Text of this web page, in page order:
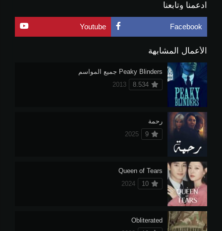
ادعمنا وتابعنا
Facebook
Youtube
الأعمال المشابهة
Peaky Blinders جميع المواسم
8.534
2013
رحمة
9
2025
Queen of Tears
10
2024
Obliterated